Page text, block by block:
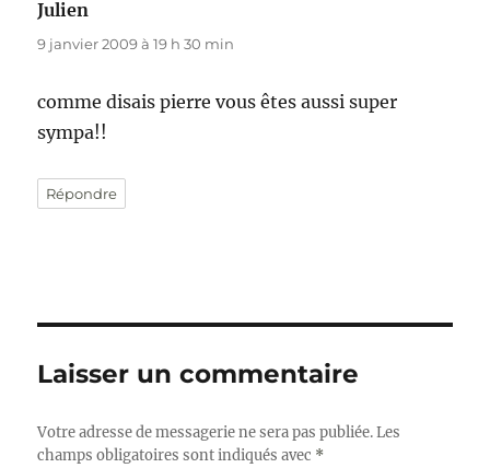
Julien
9 janvier 2009 à 19 h 30 min
comme disais pierre vous êtes aussi super
sympa!!
Répondre
Laisser un commentaire
Votre adresse de messagerie ne sera pas publiée.Les
champs obligatoires sont indiqués avec *